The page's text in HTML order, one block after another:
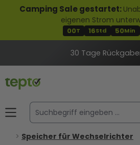
springen
Camping Sale gestartet:
eigenen Strom
00T 16Std 50Min
30 Tage
Speicher für Wechselrichter